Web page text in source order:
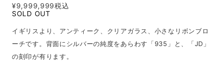
¥9,999,999税込
SOLD OUT
イギリスより、アンティーク、クリアガラス、小さなリボンブロ
ーチです。背面にシルバーの純度をあらわす「935」と、「JD」
の刻印が有ります。